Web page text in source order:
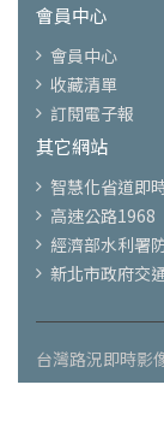
會員中心
會員中心
收藏清單
訂閱電子報
其它網站
智慧化省道即
高速公路1968
經濟部水利署
新北市政府交
台灣路況即時影